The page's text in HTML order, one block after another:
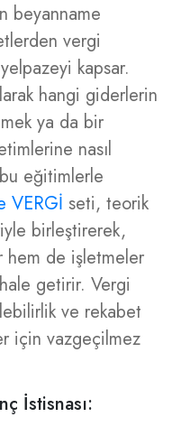
beyanname
vergi
kapsar.
hangi giderlerin
ya da bir
nasıl
bu eğitimlerle
VERGİ seti, teorik
birleştirerek,
de işletmeler
getirir. Vergi
ve rekabet
için vazgeçilmez
İstisnası: